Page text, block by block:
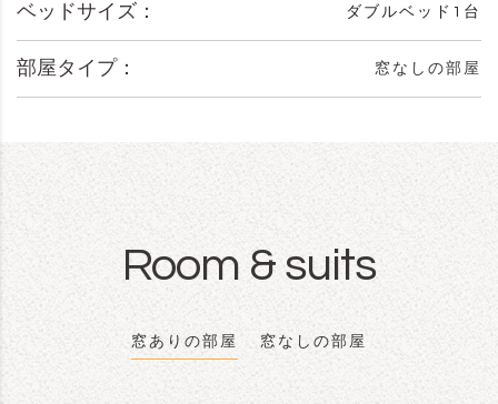
ベッドサイズ： ダブルベッド1台
部屋タイプ： 窓なしの部屋
Room & suits
窓ありの部屋 窓なしの部屋